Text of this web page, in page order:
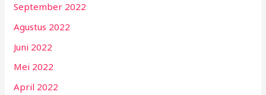
September 2022
Agustus 2022
Juni 2022
Mei 2022
April 2022